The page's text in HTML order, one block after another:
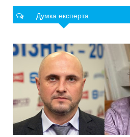
Думка експерта